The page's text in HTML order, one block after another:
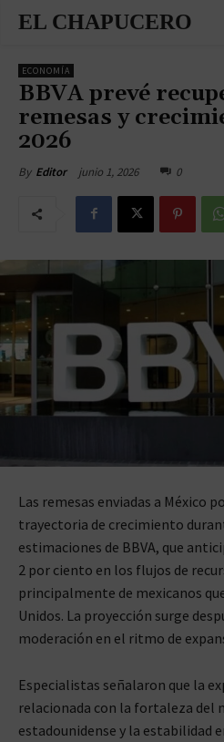
EL CHAPUCERO
ECONOMÍA
BBVA prevé
remesas y
2026
By Editor junio 1, 2026 0
Las remesas enviadas a México
trayectoria de crecimiento
estimaciones de BBVA, que
2 por ciento en los flujos de
principalmente de mexicanos
Unidos. La proyección surge
moderación en el ritmo de
Especialistas señalaron que la
relacionada con la fortaleza del
estadounidense y la estabilidad